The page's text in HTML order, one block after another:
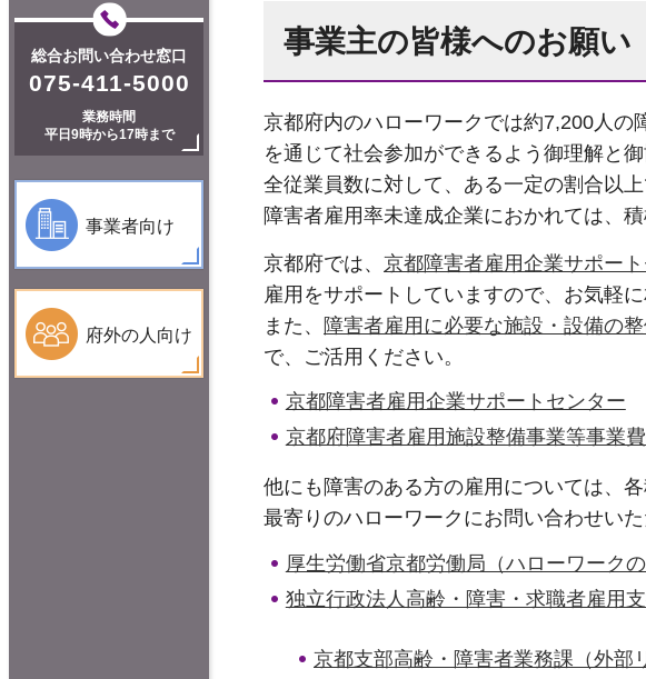
総合お問い合わせ窓口
075-411-5000
業務時間
平日9時から17時まで
事業者向け
府外の人向け
事業主の皆様へのお願い
京都府内のハローワークでは約7,200人の
を通じて社会参加ができるよう御理解と
全従業員数に対して、ある一定の割合以
障害者雇用率未達成企業におかれては、
京都府では、 京都障害者雇用企業サポー
雇用をサポートしていますので、お気軽に
また、 障害者雇用に必要な施設・設備の
で、ご活用ください。
京都障害者雇用企業サポートセンター
京都府障害者雇用施設整備事業等事業
他にも障害のある方の雇用については、
最寄りのハローワークにお問い合わせい
厚生労働省京都労働局（ハローワーク
独立行政法人高齢・障害・求職者雇用
京都支部高齢・障害者業務課（外部